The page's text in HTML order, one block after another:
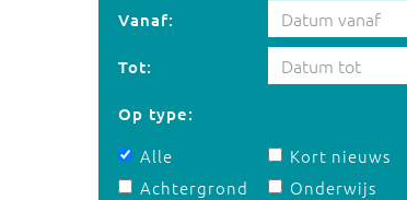
Vanaf:
Tot:
Op type:
Alle
Achtergrond
Kort nieuws
Onderwijs